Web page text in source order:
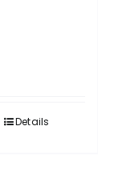
Details